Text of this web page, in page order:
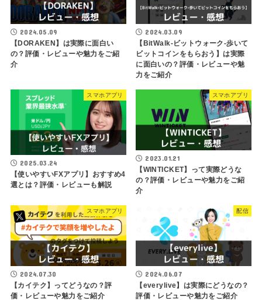
2024.05.09
【DORAKEN】は実際に面白い
の？評価・レビューや魅力をご紹
介
2024.03.09
【BitWalk-ビットウォーク-歩いて
ビットコインをもらおう】は実際
に面白いの？評価・レビューや魅
力をご紹介
スマホアプリ
2025.03.24
【使いやすいFXアプリ】おすすめ4
選とは？評価・レビューも解説
スマホアプリ
2023.01.21
【WINTICKET】って実際どうな
の？評価・レビューや魅力をご紹
介
スマホアプリ
2024.07.30
【カイテク】ってどうなの？評
価・レビューや魅力をご紹介
配信
2024.06.07
【everylive】は実際にどうなの？
評価・レビューや魅力をご紹介